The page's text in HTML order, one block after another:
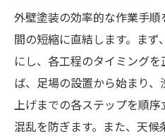
外壁塗装の効率的な作業手
間の短縮に直結します。ま
にし、各工程のタイミング
ば、足場の設置から始まり
上げまでの各ステップを順
混乱を防ぎます。また、天